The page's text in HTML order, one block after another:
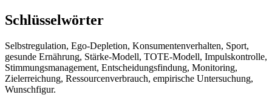
Schlüsselwörter
Selbstregulation, Ego-Depletion, Konsumentenverhalten, Sport,
gesunde Ernährung, Stärke-Modell, TOTE-Modell, Impulskontrolle,
Stimmungsmanagement, Entscheidungsfindung, Monitoring,
Zielerreichung, Ressourcenverbrauch, empirische Untersuchung,
Wunschfigur.